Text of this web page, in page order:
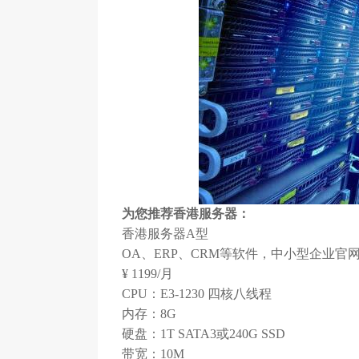
为您推荐香港服务器：
香港服务器A型
OA、ERP、CRM等软件，中小型企业官
¥ 1199/月
CPU：E3-1230 四核八线程
内存：8G
硬盘：1T SATA3或240G SSD
带宽：10M